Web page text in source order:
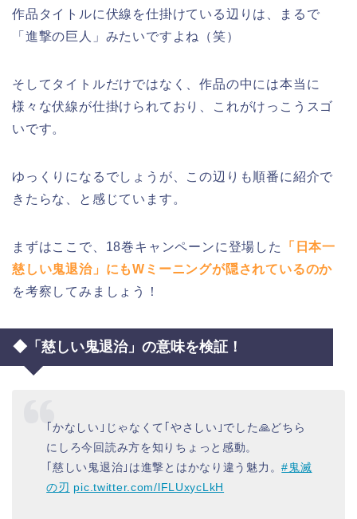
作品タイトルに伏線を仕掛けている辺りは、まるで
「進撃の巨人」みたいですよね（笑）
そしてタイトルだけではなく、作品の中には本当に
様々な伏線が仕掛けられており、これがけっこうスゴ
いです。
ゆっくりになるでしょうが、この辺りも順番に紹介で
きたらな、と感じています。
まずはここで、18巻キャンペーンに登場した
「日本一
慈しい鬼退治」にもWミーニングが隠されているのか
を考察してみましょう！
◆「慈しい鬼退治」の意味を検証！
｢かなしい｣じゃなくて｢やさしい｣でした🙏どちら
にしろ今回読み方を知りちょっと感動。
｢慈しい鬼退治｣は進撃とはかなり違う魅力。#鬼滅
の刃 pic.twitter.com/lFLUxycLkH